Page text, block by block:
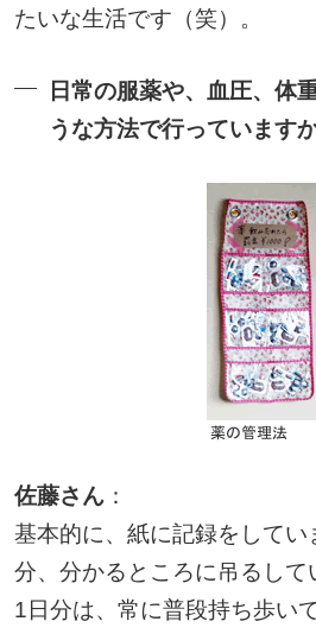
たいな生活です（笑）。
日常の服薬や、血圧、体
うな方法で行っていますか
佐藤さん：
基本的に、紙に記録をしてい
分、分かるところに吊るし
1日分は、常に普段持ち歩い